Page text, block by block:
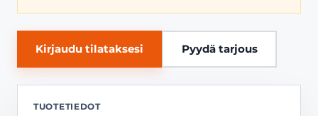
Kirjaudu tilataksesi Pyydä tarjous